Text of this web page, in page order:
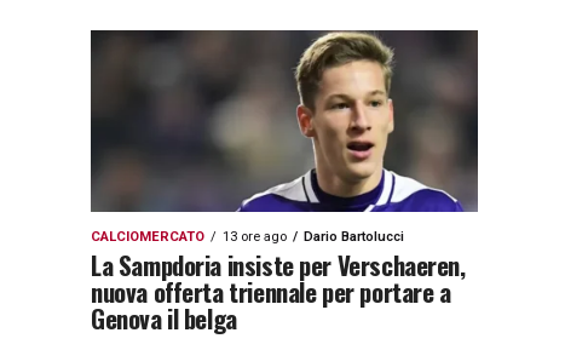
CALCIOMERCATO 13 ore ago Dario Bartolucci
La Sampdoria insiste per Verschaeren,
nuova offerta triennale per portare a
Genova il belga